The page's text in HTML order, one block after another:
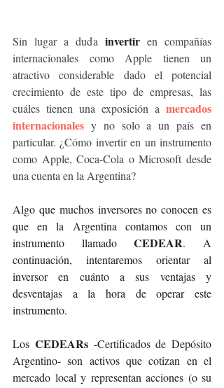
Sin lugar a duda invertir en compañías
internacionales como Apple tienen un
atractivo considerable dado el potencial
crecimiento de este tipo de empresas, las
cuáles tienen una exposición a mercados
internacionales y no solo a un país en
particular. ¿Cómo invertir en un instrumento
como Apple, Coca-Cola o Microsoft desde
una cuenta en la Argentina?
Algo que muchos inversores no conocen es
que en la Argentina contamos con un
instrumento llamado CEDEAR. A
continuación, intentaremos orientar al
inversor en cuánto a sus ventajas y
desventajas a la hora de operar este
instrumento.
Los CEDEARs -Certificados de Depósito
Argentino- son activos que cotizan en el
mercado local y representan acciones (o su